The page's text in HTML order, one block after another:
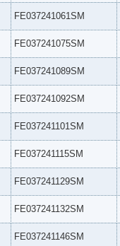
FE037241061SM
FE037241075SM
FE037241089SM
FE037241092SM
FE037241101SM
FE037241115SM
FE037241129SM
FE037241132SM
FE037241146SM